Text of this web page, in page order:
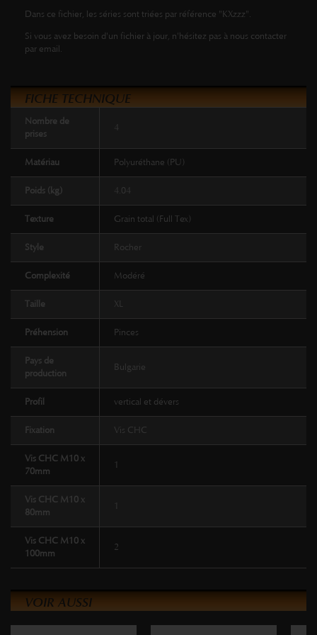
Dans ce fichier, les séries sont triées par référence "KXzzz".
Si vous avez besoin d'un fichier à jour, n'hésitez pas à nous contacter
par email.
FICHE TECHNIQUE
Nombre de
prises
Matériau Polyuréthane (PU)
Poids (kg) 4.04
Texture Grain total (Full Tex)
Style Rocher
Complexité Modéré
Taille XL
Préhension Pinces
Pays de
production
Bulgarie
Profil vertical et dévers
Fixation Vis CHC
Vis CHC M10 x
70mm
1
Vis CHC M10 x
80mm
Vis CHC M10 x
100mm
2
VOIR AUSSI